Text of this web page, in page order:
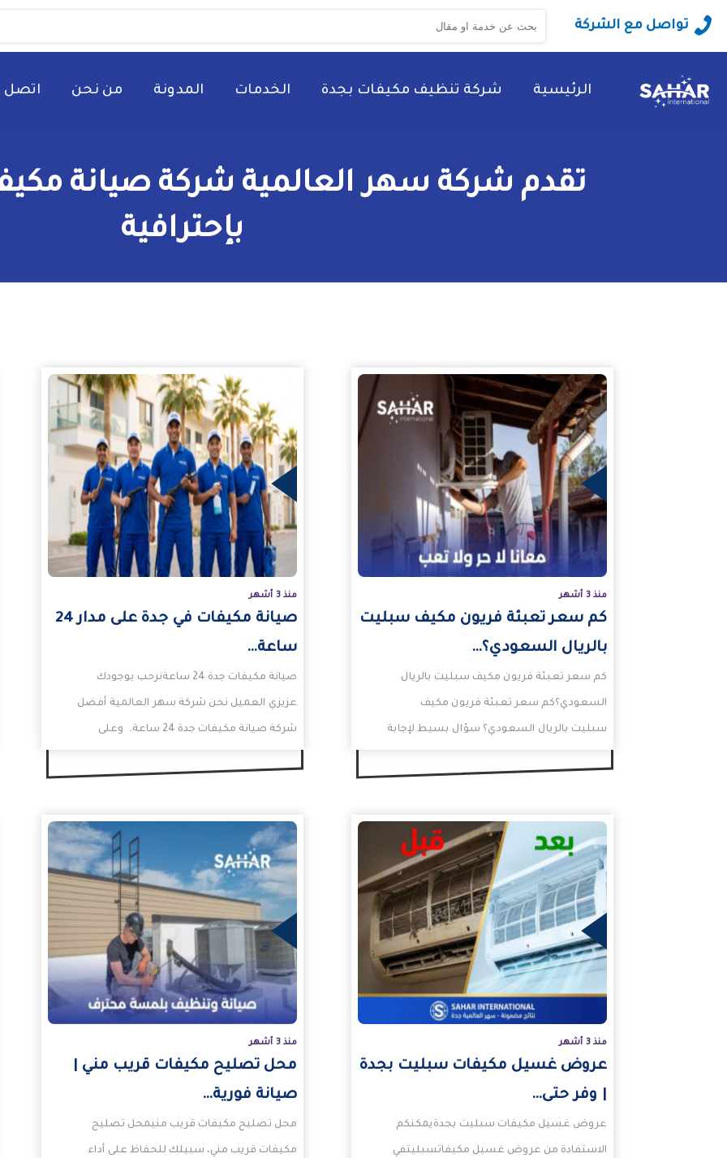
تواصل مع الشركة
البحث
عن:
الرئيسية شركة تنظيف مكيفات بجدة الخدمات المدونة من نحن اتصل
تقدم شركة سهر العالمية شركة صيانة
بإحترافية
منذ 3 أشهر
كم سعر تعبئة فريون مكيف سبليت
بالريال السعودي؟…
كم سعر تعبئة فريون مكيف سبليت بالريال
السعودي؟كم سعر تعبئة فريون مكيف
سبليت بالريال السعودي؟ سؤال بسيط لإجابة
منذ 3 أشهر
صيانة مكيفات في جدة على مدار 24
ساعة…
صيانة مكيفات جدة 24 ساعةنرحب بوجودك
عزيزي العميل نحن شركة سهر العالمية أفضل
شركة صيانة مكيفات جدة 24 ساعة. وعلى
منذ 3 أشهر
عروض غسيل مكيفات سبليت بجدة
| وفر حتى…
عروض غسيل مكيفات سبليت بجدةيمكنكم
الاستفادة من عروض غسيل مكيفاتسبليتفي
منذ 3 أشهر
محل تصليح مكيفات قريب مني |
صيانة فورية…
محل تصليح مكيفات قريب منيمحل تصليح
مكيفات قريب مني، سبيلك للحفاظ على أداء